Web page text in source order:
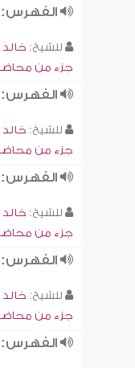
الفهرس:
للشيخ:
جزء من
للشيخ:
جزء من
للشيخ:
جزء من
للشيخ:
جزء من محاضرة